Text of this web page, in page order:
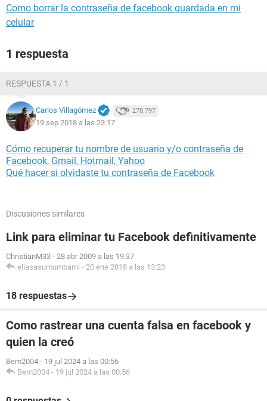
Como borrar la contraseña de facebook guardada en mi
celular
1 respuesta
RESPUESTA 1 / 1
Carlos Villagómez 278.797
19 sep 2018 a las 23:17
Cómo recuperar tu nombre de usuario y/o contraseña de
Facebook, Gmail, Hotmail, Yahoo
Qué hacer si olvidaste tu contraseña de Facebook
Discusiones similares
Link para eliminar tu Facebook definitivamente
ChristianM33 - 28 abr 2009 a las 19:37
eliasasumumbami - 20 ene 2018 a las 13:23
18 respuestas
Como rastrear una cuenta falsa en facebook y
quien la creó
Bem2004 - 19 jul 2024 a las 00:56
Bem2004 - 19 jul 2024 a las 00:56